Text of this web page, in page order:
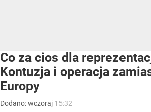
Co za cios dla
Kontuzja i operacja
Europy
Dodano:wczoraj 15:32